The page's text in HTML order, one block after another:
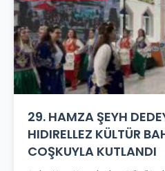
29. HAMZA ŞEYH
HIDIRELLEZ KÜLTÜR
COŞKUYLA KUTLANDI